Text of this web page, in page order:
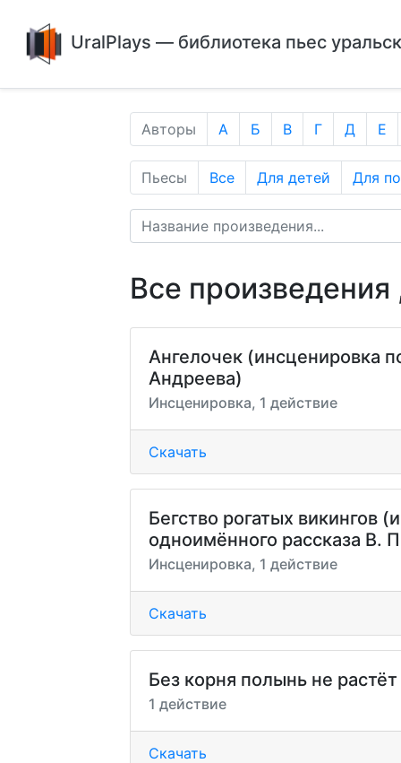
UralPlays — библиотека пьес
Авторы А Б В Г Д Е
Пьесы Все Для детей Для
Все произведения
Ангелочек (инсценировка
Андреева)
Инсценировка, 1 действие
Скачать
Бегство рогатых викингов
одноимённого рассказа В.
Инсценировка, 1 действие
Скачать
Без корня полынь не растёт
1 действие
Скачать